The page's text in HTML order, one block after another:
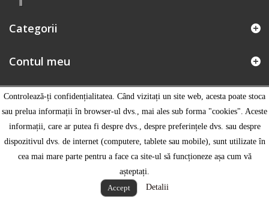
Controlează-ți confidențialitatea. Când vizitați un site web, acesta poate stoca
sau prelua informații în browser-ul dvs., mai ales sub forma "cookies". Aceste
informații, care ar putea fi despre dvs., despre preferințele dvs. sau despre
dispozitivul dvs. de internet (computere, tablete sau mobile), sunt utilizate în
cea mai mare parte pentru a face ca site-ul să funcționeze așa cum vă
așteptați.
Accept
Detalii
Categorii
Contul meu
Informatii magazin